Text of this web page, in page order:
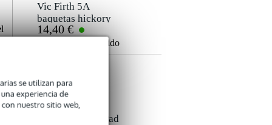
se utilizan para
experiencia de
nuestro sitio web,
Vic Firth 5A
baquetas hickory
American Classic,
14,40 €
Añadir al pedido
Fazley PDP-30 Pad